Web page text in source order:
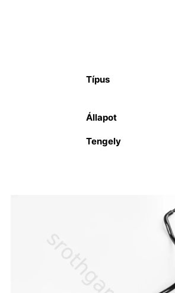
Típus
Állapot
Tengely